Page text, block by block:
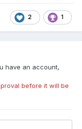
2 1
have an account,
before it will be